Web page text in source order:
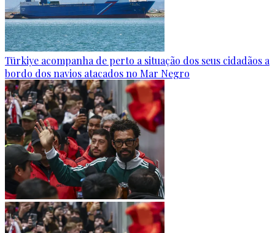
Türkiye acompanha de perto a situação dos seus cidadãos a
bordo dos navios atacados no Mar Negro